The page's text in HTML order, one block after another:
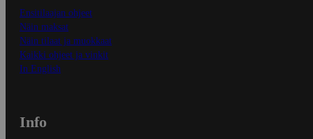
Ensitilaajan ohjeet
Näin maksat
Näin tilaat ja muokkaat
Kaikki ohjeet ja vinkit
In English
Info